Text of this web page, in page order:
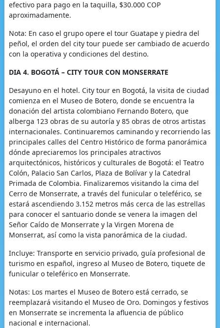
efectivo para pago en la taquilla, $30.000 COP
aproximadamente.
Nota: En caso el grupo opere el tour Guatape y piedra del
peñol, el orden del city tour puede ser cambiado de acuerdo
con la operativa y condiciones del destino.
DIA 4. BOGOTÁ – CITY TOUR CON MONSERRATE
Desayuno en el hotel. City tour en Bogotá, la visita de ciudad
comienza en el Museo de Botero, donde se encuentra la
donación del artista colombiano Fernando Botero, que
alberga 123 obras de su autoría y 85 obras de otros artistas
internacionales. Continuaremos caminando y recorriendo las
principales calles del Centro Histórico de forma panorámica
dónde apreciaremos los principales atractivos
arquitectónicos, históricos y culturales de Bogotá: el Teatro
Colón, Palacio San Carlos, Plaza de Bolívar y la Catedral
Primada de Colombia. Finalizaremos visitando la cima del
Cerro de Monserrate, a través del funicular o teleférico, se
estará ascendiendo 3.152 metros más cerca de las estrellas
para conocer el santuario donde se venera la imagen del
Señor Caído de Monserrate y la Virgen Morena de
Monserrat, así como la vista panorámica de la ciudad.
Incluye: Transporte en servicio privado, guía profesional de
turismo en español, ingreso al Museo de Botero, tiquete de
funicular o teleférico en Monserrate.
Notas: Los martes el Museo de Botero está cerrado, se
reemplazará visitando el Museo de Oro. Domingos y festivos
en Monserrate se incrementa la afluencia de público
nacional e internacional.